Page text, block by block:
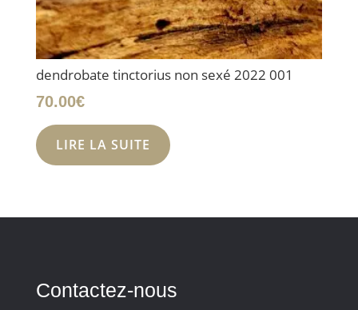
dendrobate tinctorius non sexé 2022 001
70.00€
LIRE LA SUITE
Contactez-nous